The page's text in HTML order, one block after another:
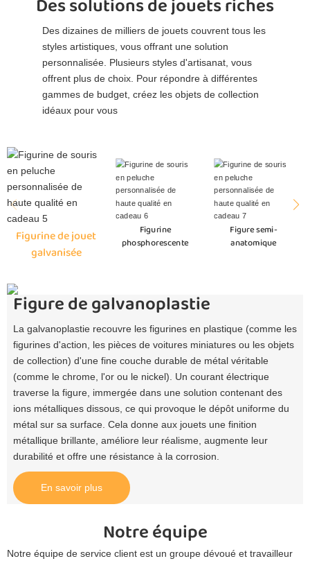
Des solutions de jouets riches
Des dizaines de milliers de jouets couvrent tous les
styles artistiques, vous offrant une solution
personnalisée. Plusieurs styles d'artisanat, vous
offrent plus de choix. Pour répondre à différentes
gammes de budget, créez les objets de collection
idéaux pour vous
Figurine de jouet
galvanisée
Figurine
phosphorescente
Figure semi-
anatomique
Figure de galvanoplastie
La galvanoplastie recouvre les figurines en plastique (comme les
figurines d'action, les pièces de voitures miniatures ou les objets
de collection) d'une fine couche durable de métal véritable
(comme le chrome, l'or ou le nickel). Un courant électrique
traverse la figure, immergée dans une solution contenant des
ions métalliques dissous, ce qui provoque le dépôt uniforme du
métal sur sa surface. Cela donne aux jouets une finition
métallique brillante, améliore leur réalisme, augmente leur
durabilité et offre une résistance à la corrosion.
En savoir plus
Notre équipe
Notre équipe de service client est un groupe dévoué et travailleur